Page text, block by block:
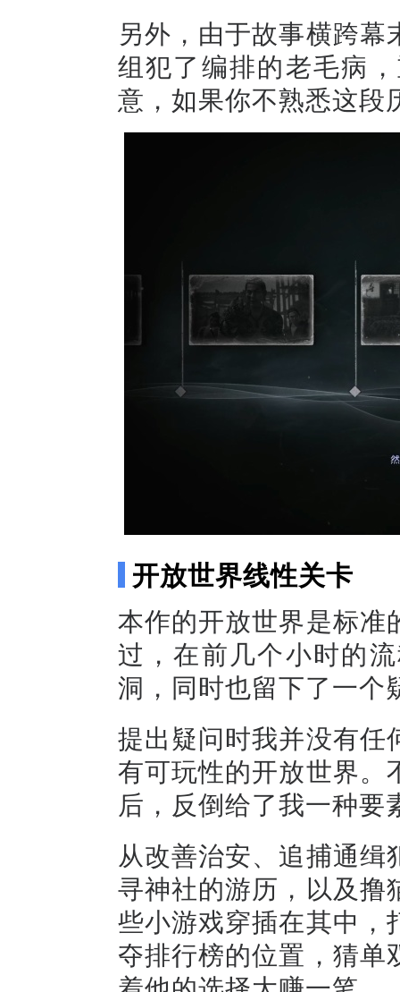
另外，由于故事横跨
组犯了编排的老毛病
意，如果你不熟悉这段
开放世界线性关卡
本作的开放世界是标
过，在前几个小时的
洞，同时也留下了一个
提出疑问时我并没有
有可玩性的开放世界
后，反倒给了我一种要
从改善治安、追捕通
寻神社的游历，以及
些小游戏穿插在其中
夺排行榜的位置，猜